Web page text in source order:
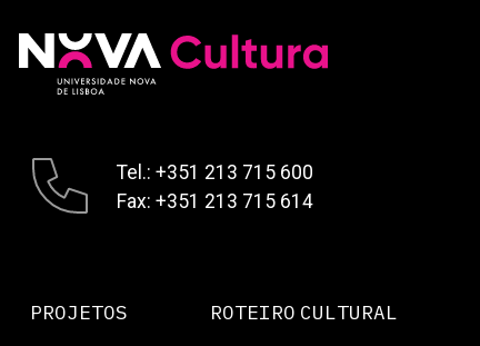
Tel.: +351 213 715 600
Fax: +351 213 715 614
PROJETOS ROTEIRO CULTURAL